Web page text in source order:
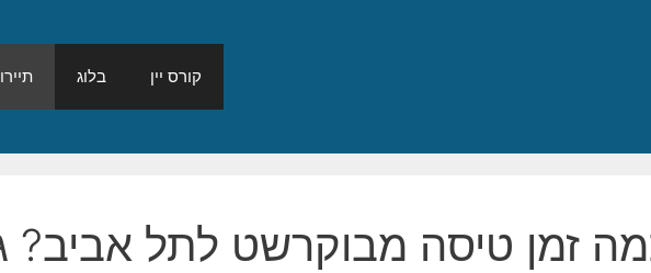
קורס יין בלוג
זמן טיסה מבוקרשט לתל אביב?